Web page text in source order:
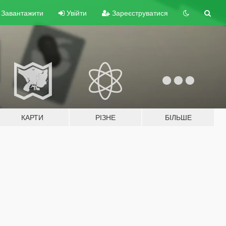
Увійти Зареєструватися
КАРТИ РІЗНЕ БІЛЬШЕ